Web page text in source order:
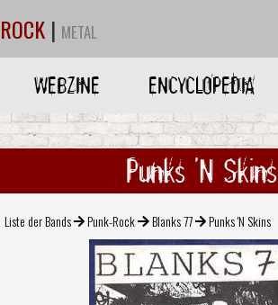
ROCK | METAL
WEBZINE ENCYCLOPEDIA
Punks 'N Skins
Liste der Bands Punk-Rock Blanks 77 Punks 'N Skins